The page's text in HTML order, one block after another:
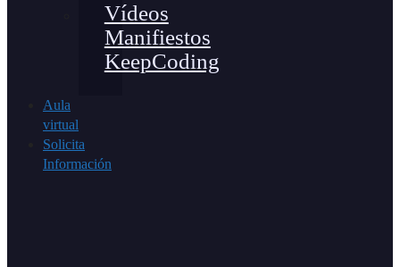
Vídeos
Manifiestos
KeepCoding
Aula
virtual
Solicita
Información